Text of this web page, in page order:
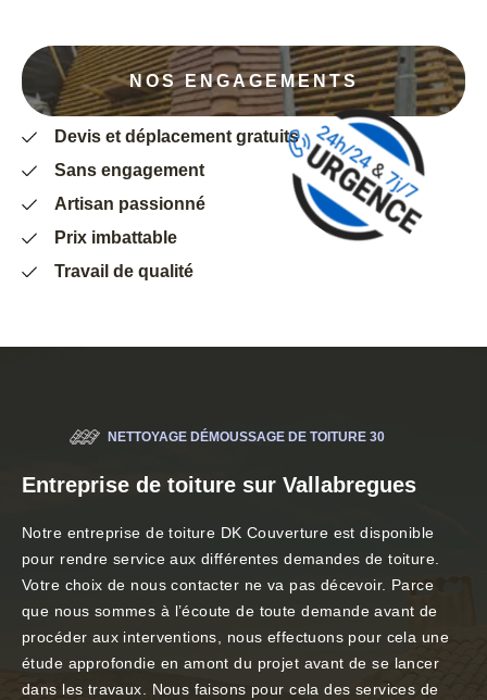
NOS ENGAGEMENTS
Devis et déplacement gratuits
Sans engagement
Artisan passionné
Prix imbattable
Travail de qualité
NETTOYAGE DÉMOUSSAGE DE TOITURE 30
Entreprise de toiture sur Vallabregues
Notre entreprise de toiture DK Couverture est disponible
pour rendre service aux différentes demandes de toiture.
Votre choix de nous contacter ne va pas décevoir. Parce
que nous sommes à l’écoute de toute demande avant de
procéder aux interventions, nous effectuons pour cela une
étude approfondie en amont du projet avant de se lancer
dans les travaux. Nous faisons pour cela des services de